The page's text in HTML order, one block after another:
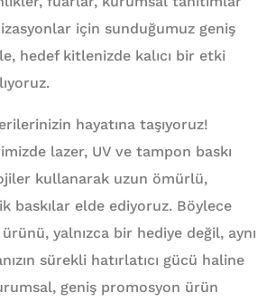
için sunduğumuz geniş
hedef kitlenizde kalıcı bir etki
hayatına taşıyoruz!
lazer, UV ve tampon baskı
kullanarak uzun ömürlü,
baskılar elde ediyoruz. Böylece
yalnızca bir hediye değil, aynı
sürekli hatırlatıcı gücü haline
geniş promosyon ürün